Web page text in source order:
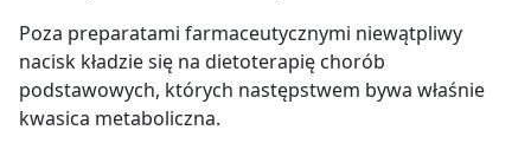
Poza preparatami farmaceutycznymi niewątpliwy
nacisk kładzie się na dietoterapię chorób
podstawowych, których następstwem bywa właśnie
kwasica metaboliczna.